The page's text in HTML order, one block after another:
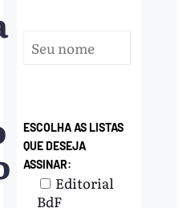
ESCOLHA AS LISTAS
QUE DESEJA
ASSINAR:
Editorial
BdF